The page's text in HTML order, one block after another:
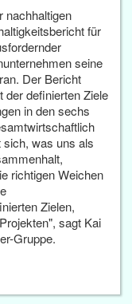
nachhaltigen
für
seine
Der Bericht
der definierten Ziele
in den sechs
sich, was uns als
richtigen Weichen
Zielen,
sagt Kai
Gruppe.